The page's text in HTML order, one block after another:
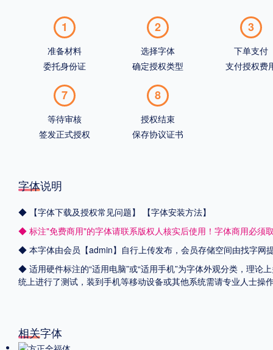
1
准备材料
委托身份证
2
选择字体
确定授权类型
3
下单支付
支付授权费
7
等待审核
签发正式授权
8
授权结束
保存协议证书
字体说明
◆ 【字体下载及授权常见问题】
【字体安装方法】
◆ 标注"免费商用"的字体请联系版权人核实后使用！字体商用必须
◆ 本字体由会员【admin】自行上传发布，会员存储空间由找字网
◆ 适用硬件标注的“适用电脑”或“适用手机”为字体外观分类，理论
统上进行了测试，装到手机等移动设备或其他系统需请专业人士
相关字体